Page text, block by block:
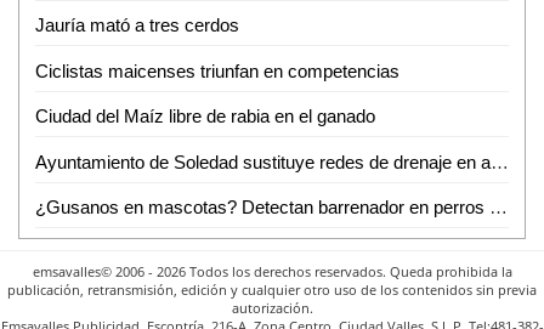
Jauría mató a tres cerdos
Ciclistas maicenses triunfan en competencias
Ciudad del Maíz libre de rabia en el ganado
Ayuntamiento de Soledad sustituye redes de drenaje en apoyo a las familias
¿Gusanos en mascotas? Detectan barrenador en perros domésticos de Ciudad Valles
emsavalles© 2006 - 2026 Todos los derechos reservados. Queda prohibida la
publicación, retransmisión, edición y cualquier otro uso de los contenidos sin previa
autorización.